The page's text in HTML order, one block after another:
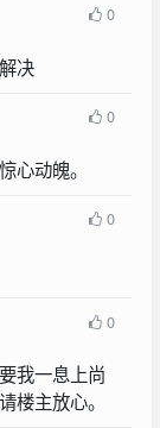
0
决
0
心动魄。
0
0
我一息上尚
楼主放心。